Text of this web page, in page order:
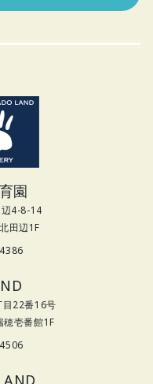
園
4-8-14
辺1F
目22番16号
番館1F